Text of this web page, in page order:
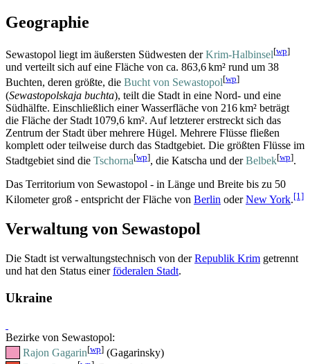
Geographie
Sewastopol liegt im äußersten Südwesten derKrim-Halbinsel[wp]
und verteilt sich auf eine Fläche von ca. 863,6 km² rund um 38
Buchten, deren größte, die Bucht von Sewastopol[wp]
(Sewastopolskaja buchta), teilt die Stadt in eine Nord- und eine
Südhälfte. Einschließlich einer Wasserfläche von 216 km² beträgt
die Fläche der Stadt 1079,6 km². Auf letzterer erstreckt sich das
Zentrum der Stadt über mehrere Hügel. Mehrere Flüsse fließen
komplett oder teilweise durch das Stadtgebiet. Die größten Flüsse im
Stadtgebiet sind die Tschorna[wp], die Katscha und derBelbek[wp].
Das Territorium von Sewastopol - in Länge und Breite bis zu 50
Kilometer groß - entspricht der Fläche von Berlin oderNew York.[1]
Verwaltung von Sewastopol
Die Stadt ist verwaltungs­technisch von derRepublik Krim getrennt
und hat den Status einerföderalen Stadt.
Ukraine
Bezirke von Sewastopol:
Rajon Gagarin[wp] (Gagarinsky)